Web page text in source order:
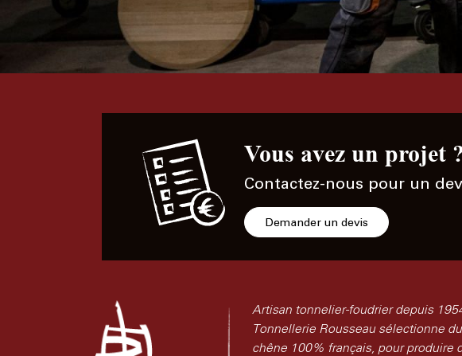
Vous avez un projet
Contactez-nous pour un
Demander un devis
Artisan tonnelier-foudrier depuis
Tonnellerie Rousseau sélectionne du
chêne 100% français, pour produire